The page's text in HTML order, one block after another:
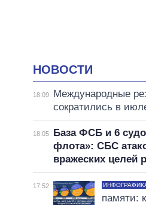
НОВОСТИ
18:09
Международные
сократились в
18:05
База ФСБ и 6
флота»: СБС
вражеских целей
17:52
памяти: